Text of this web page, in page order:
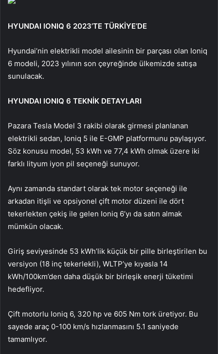
HYUNDAI IONIQ 6 2023’TE TÜRKİYE’DE
Hyundai’nin elektrikli model ailesinin bir parçası olan Ioniq
6 modeli, 2023 yılının son çeyreğinde ülkemizde satışa
sunulacak.
HYUNDAI IONIQ 6 TEKNİK DETAYLARI
Pazara Tesla Model 3 rakibi olarak girmesi planlanan
elektrikli sedan, Ioniq 5 ile E-GMP platformunu paylaşıyor.
Söz konusu model, 53 kWh ve 77,4 kWh olmak üzere iki
farklı lityum iyon pil seçeneği sunuyor.
Aynı zamanda standart olarak tek motor seçeneği ile
arkadan itişli ve opsiyonel çift motor düzeni ile dört
tekerlekten çekiş ile gelen Ioniq 6’yı da satın almak
mümkün olacak.
Giriş seviyesinde 53 kWh’lik küçük bir pille birleştirilen bu
versiyon (18 inç tekerlekli), WLTP’ye kıyasla 14
kWh/100km’den daha düşük bir birleşik enerji tüketimi
hedefliyor.
Çift motorlu Ioniq 6, 320 hp ve 605 Nm tork üretiyor. Bu
sayede araç 0-100 km/s hızlanmasını 5.1 saniyede
tamamlıyor.